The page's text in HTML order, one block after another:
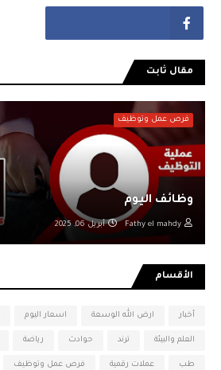
مقال ثابت
فرص عمل وتوظيف
وظائف اليوم
Fathy el mahdy أبريل 06, 2025
الأقسام
أخبار ارض الله الوسعة اسعار اليوم
العلم والبيئة ترند حوادث رياضة
طب عملات رقمية فرص عمل وتوظيف